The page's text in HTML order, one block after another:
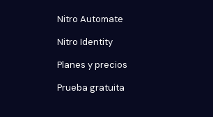
Nitro Automate
Nitro Identity
Planes y precios
Prueba gratuita